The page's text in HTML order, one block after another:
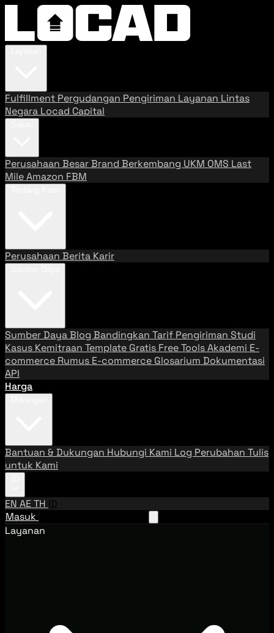
Fulfillment Pergudangan Pengiriman Layanan Lintas
Negara Locad Capital
Perusahaan BesarBrand Berkembang UKM OMS Last
MileAmazon FBM
Perusahaan Berita Karir
Sumber DayaBlog Bandingkan Tarif Pengiriman Studi
Kasus Kemitraan Template Gratis Free ToolsAkademi E-
commerce Rumus E-commerce Glosarium Dokumentasi
API
Harga
Bantuan & Dukungan Hubungi Kami Log Perubahan Tulis
untuk Kami
EN AETH ID
Masuk
Layanan